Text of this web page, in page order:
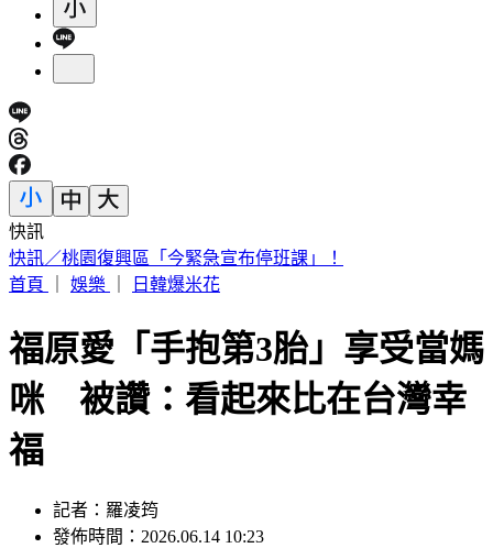
快訊
颱風假宣布了！「這8校」今停課、正常上班
首頁
娛樂 日韓爆米花
福原愛「手抱第3胎」享受當媽
咪 被讚：看起來比在台灣幸
福
記者：羅凌筠
發佈時間：2026.06.14 10:23